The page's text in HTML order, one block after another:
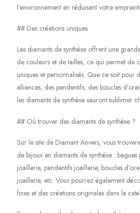
l’environnement en réduisant votre
## Des créations uniques
Les diamants de synthèse offrent une
de couleurs et de tailles, ce qui permet de
uniques et personnalisés. Que ce soit pour
alliances, des pendentifs, des boucles
les diamants de synthèse sauront sublimer
## Où trouver des diamants de synthèse ?
Sur le site de Diamant Anvers, vous
de bijoux en diamants de synthèse :
joaillerie, pendentifs joaillerie, boucles
joaillerie, etc. Vous pourrez également
fines et des créations originales dans la